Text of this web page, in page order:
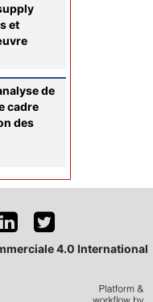
et
de
cadre
des
4.0 International